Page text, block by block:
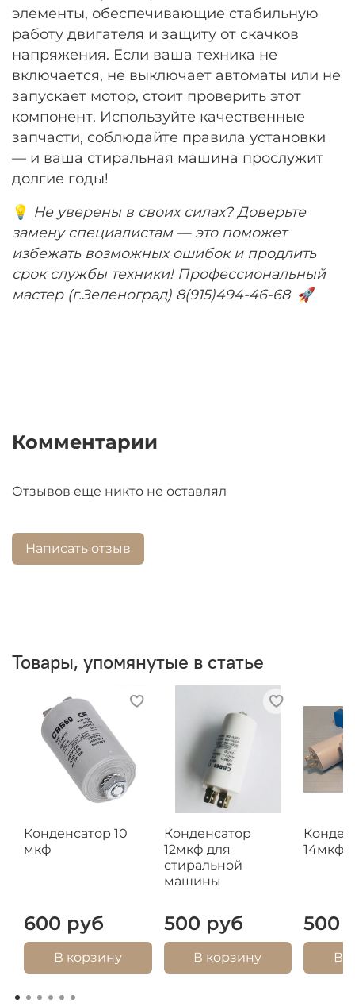
элементы, обеспечивающие стабильную
работу двигателя и защиту от скачков
напряжения. Если ваша техника не
включается, не выключает автоматы или не
запускает мотор, стоит проверить этот
компонент. Используйте качественные
запчасти, соблюдайте правила установки
— и ваша стиральная машина прослужит
долгие годы!
💡 Не уверены в своих силах? Доверьте
замену специалистам — это поможет
избежать возможных ошибок и продлить
срок службы техники! Профессиональный
мастер (г.Зеленоград) 8(915)494-46-68 🚀
Комментарии
Отзывов еще никто не оставлял
Написать отзыв
Товары, упомянутые в статье
Конденсатор 10
мкф
600 руб
В корзину
Конденсатор
12мкф для
стиральной
машины
500 руб
В корзину
14мкф
500
В